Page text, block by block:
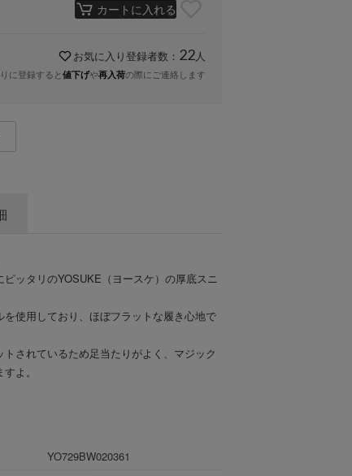
カートに入れる
お気に入り登録者数： 22 人
に登録すると値下げや再入荷の際にご連絡します
ッタリのYOSUKE（ヨースケ）の厚底スニ
使用しており、ほぼフラットな履き心地で
されているため足当たりがよく、マジック
よ。
YO729BW020361